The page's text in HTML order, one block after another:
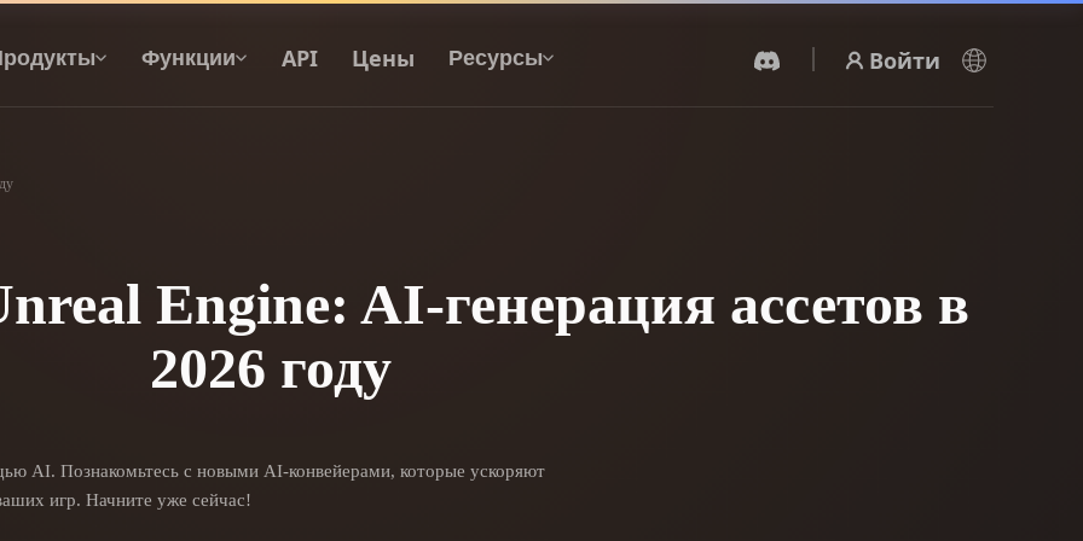
Функции API Цены Ресурсы Войти
API
Встройте наш креативный ИИ в своё
приложение или рабочий процесс.
AI-текстур
AI HDRI
Поисковик 3D-моделей
Engine: AI-генерация ассетов в
2026 году
AI. Познакомьтесь с новыми AI-конвейерами, которые ускоряют
игр. Начните уже сейчас!